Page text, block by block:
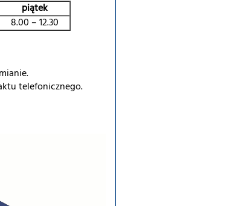
piątek
8.00 – 12.30
telefonicznego.